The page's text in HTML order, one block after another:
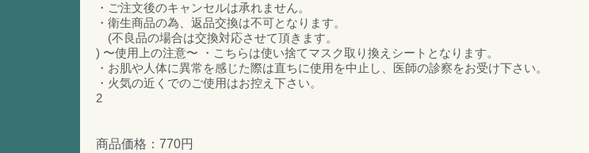
・ご注文後のキャンセルは承れません。
・衛生商品の為、返品交換は不可となります。
(不良品の場合は交換対応させて頂きます。
) 〜使用上の注意〜 ・こちらは使い捨てマスク取り換えシートとなります。
・お肌や人体に異常を感じた際は直ちに使用を中止し、医師の診察をお受け下さい。
・火気の近くでのご使用はお控え下さい。
2
商品価格：770円